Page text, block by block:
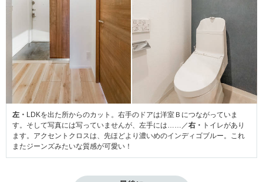
左・ LDKを出た所からのカット。右手のドアは洋室Ｂにつながっていま
す。そして写真には写っていませんが、左手には……／右・ トイレがあり
ます。アクセントクロスは、先ほどより濃いめのインディゴブルー。これ
またジーンズみたいな質感が可愛い！